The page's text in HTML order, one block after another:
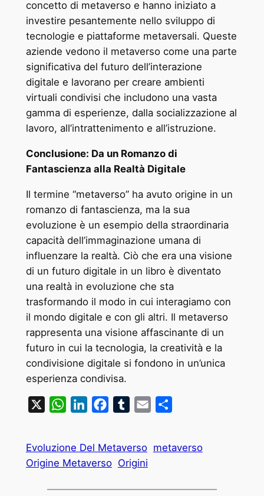
concetto di metaverso e hanno iniziato a
investire pesantemente nello sviluppo di
tecnologie e piattaforme metaversali. Queste
aziende vedono il metaverso come una parte
significativa del futuro dell’interazione
digitale e lavorano per creare ambienti
virtuali condivisi che includono una vasta
gamma di esperienze, dalla socializzazione al
lavoro, all’intrattenimento e all’istruzione.
Conclusione: Da un Romanzo di
Fantascienza alla Realtà Digitale
Il termine “metaverso” ha avuto origine in un
romanzo di fantascienza, ma la sua
evoluzione è un esempio della straordinaria
capacità dell’immaginazione umana di
influenzare la realtà. Ciò che era una visione
di un futuro digitale in un libro è diventato
una realtà in evoluzione che sta
trasformando il modo in cui interagiamo con
il mondo digitale e con gli altri. Il metaverso
rappresenta una visione affascinante di un
futuro in cui la tecnologia, la creatività e la
condivisione digitale si fondono in un’unica
esperienza condivisa.
WhatsAppLinkedInFacebookTumblrEmail
Evoluzione Del Metaverso metaverso
Origine Metaverso Origini